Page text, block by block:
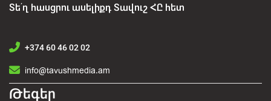
Տե՛ղ հասցրու ասելիքդ Տավուշ ՀԸ հետ
+374 60 46 02 02
info@tavushmedia.am
Թեգեր